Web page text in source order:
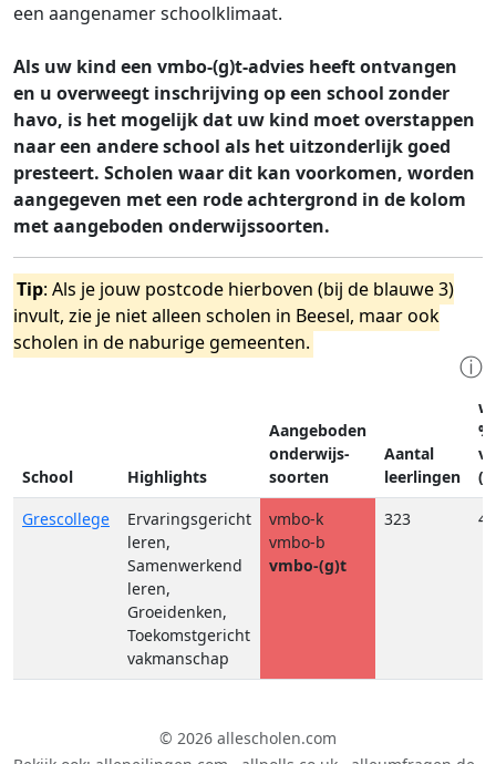
een aangenamer schoolklimaat.
Als uw kind een vmbo-(g)t-advies heeft ontvangen
en u overweegt inschrijving op een school zonder
havo, is het mogelijk dat uw kind moet overstappen
naar een andere school als het uitzonderlijk goed
presteert. Scholen waar dit kan voorkomen, worden
aangegeven met een rode achtergrond in de kolom
met aangeboden onderwijssoorten.
Tip: Als je jouw postcode hierboven (bij de blauwe 3)
invult, zie je niet alleen scholen in Beesel, maar ook
scholen in de naburige gemeenten.
ⓘ
School Highlights
Aangeboden
onderwijs-
soorten
Aantal
leerlingen
%
Grescollege
Ervaringsgericht
leren,
Samenwerkend
leren,
Groeidenken,
Toekomstgericht
vakmanschap
vmbo-k
vmbo-b
vmbo-(g)t
323
© 2026 allescholen.com